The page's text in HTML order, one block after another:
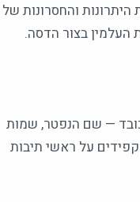
והחסרונות של
העלמין בצור הדסה.
— שם הנפטר, שמות
על ראשי תיבות